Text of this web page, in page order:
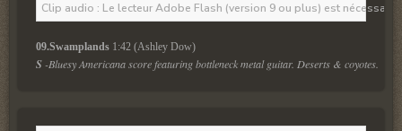
Clip audio : Le lecteur Adobe Flash (version 9 ou plus) est
09.Swamplands 1:42 (Ashley Dow)
S -Bluesy Americana score featuring bottleneck metal guitar. Deserts & coyotes.